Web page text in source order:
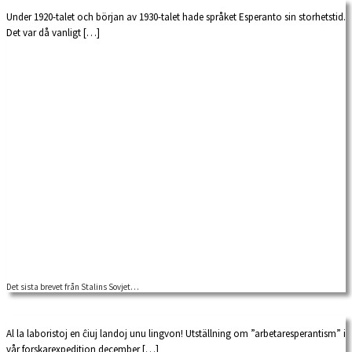
Under 1920-talet och början av 1930-talet hade språket Esperanto sin storhetstid.
Det var då vanligt […]
Det sista brevet från Stalins Sovjet…
Al la laboristoj en ĉiuj landoj unu lingvon! Utställning om ”arbetaresperantism” i
vår forskarexpedition december […]